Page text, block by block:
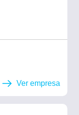
Ver empresa